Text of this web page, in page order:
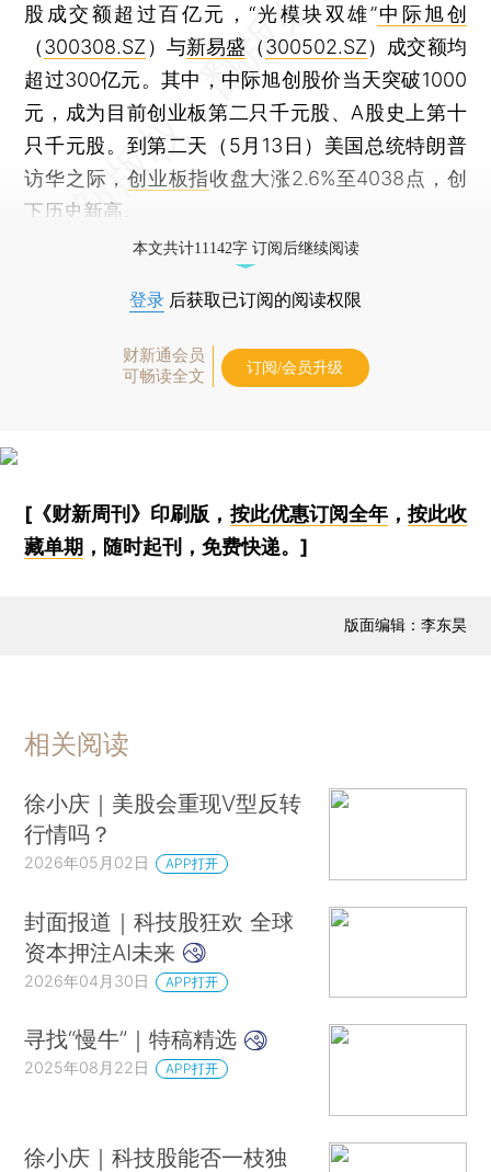
股成交额超过百亿元，“光模块双雄”中际旭创
（300308.SZ ）与新易盛 （300502.SZ）成交额均
超过300亿元。其中，中际旭创股价当天突破1000
元，成为目前创业板第二只千元股、A股史上第十
只千元股。到第二天（5月13日）美国总统特朗普
访华之际，创业板指收盘大涨2.6%至4038点，创
下历史新高。
本文共计11142字 订阅后继续阅读
登录 后获取已订阅的阅读权限
财新通会员
可畅读全文
订阅/会员升级
[《财新周刊》印刷版， 按此优惠订阅全年， 按此收
藏单期 ，随时起刊，免费快递。]
版面编辑：李东昊
相关阅读
徐小庆｜美股会重现V型反转
行情吗？
2026年05月02日 APP打开
封面报道｜科技股狂欢 全球
资本押注AI未来
2026年04月30日 APP打开
寻找“慢牛”｜特稿精选
2025年08月22日 APP打开
徐小庆｜科技股能否一枝独